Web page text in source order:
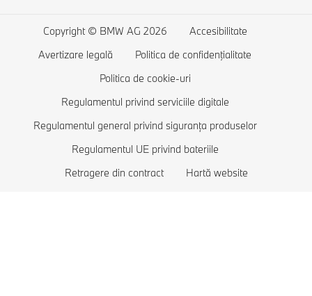
Comparație automobile
Solicită un test drive
Lista de favorite
BMW Seria 2
BMW Luxury
BMW Protection
Autonomie automobile electrice
Costuri automobile electrice
Automobile Plug-in-hybrid
Copyright © BMW AG 2026
Accesibilitate
Avertizare legală
Politica de confidenţialitate
Politica de cookie-uri
Regulamentul privind serviciile digitale
Regulamentul general privind siguranța produselor
Regulamentul UE privind bateriile
Retragere din contract
Hartă website